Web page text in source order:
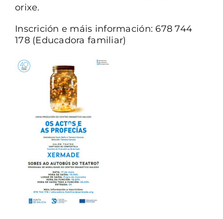
orixe.
Inscrición e máis información: 678 744
178 (Educadora familiar)